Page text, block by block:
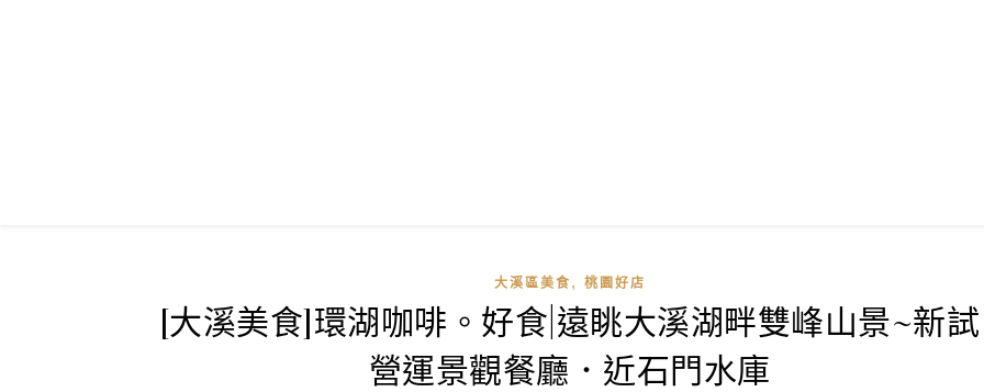
大溪區美食 , 桃園好店
[大溪美食]環湖咖啡。好食|遠眺大溪湖畔雙峰山景~新試
營運景觀餐廳．近石門水庫